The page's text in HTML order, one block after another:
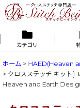
カテゴリ
ホーム > HAED(Heaven
> クロスステッチ キット
Heaven and Earth